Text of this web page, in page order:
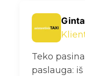
Teko
paslauga: